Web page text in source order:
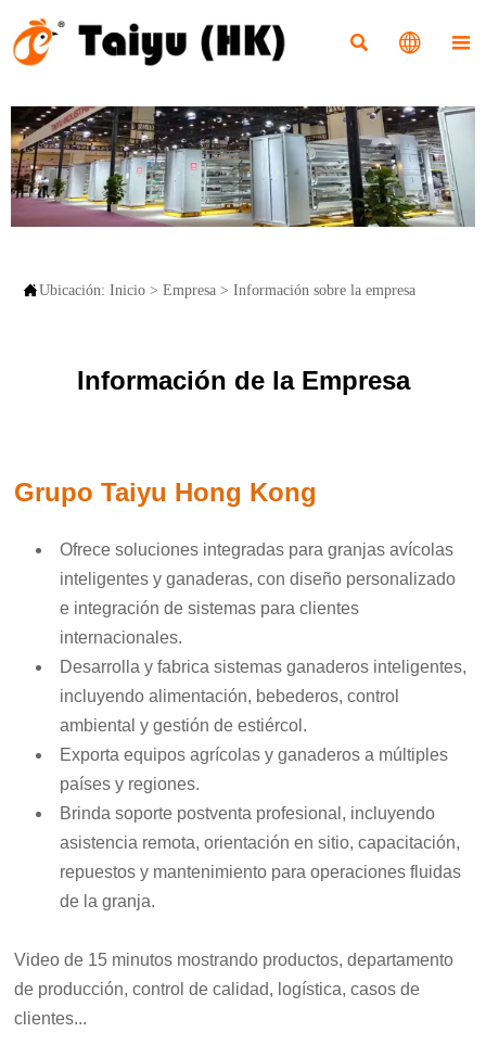
  
Ubicación: Inicio > Empresa > Información sobre la empresa
Información de la Empresa
Grupo Taiyu Hong Kong
Ofrece soluciones integradas para granjas avícolas
inteligentes y ganaderas, con diseño personalizado
e integración de sistemas para clientes
internacionales.
Desarrolla y fabrica sistemas ganaderos inteligentes,
incluyendo alimentación, bebederos, control
ambiental y gestión de estiércol.
Exporta equipos agrícolas y ganaderos a múltiples
países y regiones.
Brinda soporte postventa profesional, incluyendo
asistencia remota, orientación en sitio, capacitación,
repuestos y mantenimiento para operaciones fluidas
de la granja.
Video de 15 minutos mostrando productos, departamento
de producción, control de calidad, logística, casos de
clientes...